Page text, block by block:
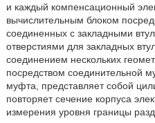
и каждый компенсационный
вычислительным блоком
соединенных с закладными
отверстиями для закладных
соединением нескольких
посредством соединительной
муфта, представляет собой
повторяет сечение корпуса
измерения уровня границы